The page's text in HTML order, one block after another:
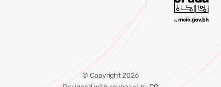
Copyright 2026 ©